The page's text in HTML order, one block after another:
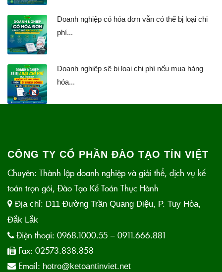
Doanh nghiệp có hóa đơn vẫn có thể bị loại chi
phí...
Doanh nghiệp sẽ bị loại chi phí nếu mua hàng
hóa...
CÔNG TY CỔ PHẦN ĐÀO TẠO TÍN VIỆT
Chuyên: Thành lập doanh nghiệp và giải thể, dịch vụ kế
toán trọn gói, Đào Tạo Kế Toán Thực Hành
Địa chỉ: D11 Đường Trần Quang Diệu, P. Tuy Hòa,
Đắk Lắk
Điện thoại: 0968.1000.55 – 0911.666.881
Fax: 02573.838.858
Email: hotro@ketoantinviet.net